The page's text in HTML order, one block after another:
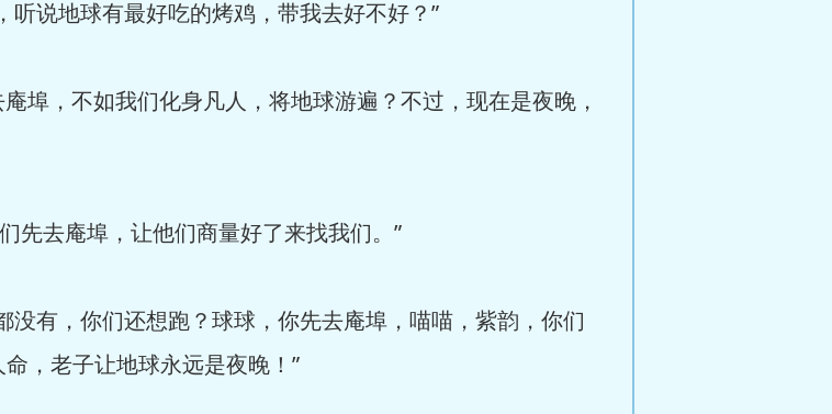
说地球有最好吃的烤鸡，带我去好不好？”
，不如我们化身凡人，将地球游遍？不过，现在是夜晚，
去庵埠，让他们商量好了来找我们。”
有，你们还想跑？球球，你先去庵埠，喵喵，紫韵，你们
，老子让地球永远是夜晚！”